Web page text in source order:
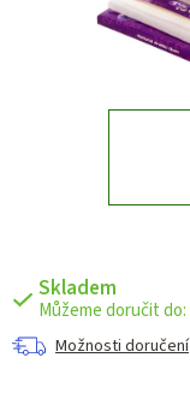
Skladem
Možnosti doručení